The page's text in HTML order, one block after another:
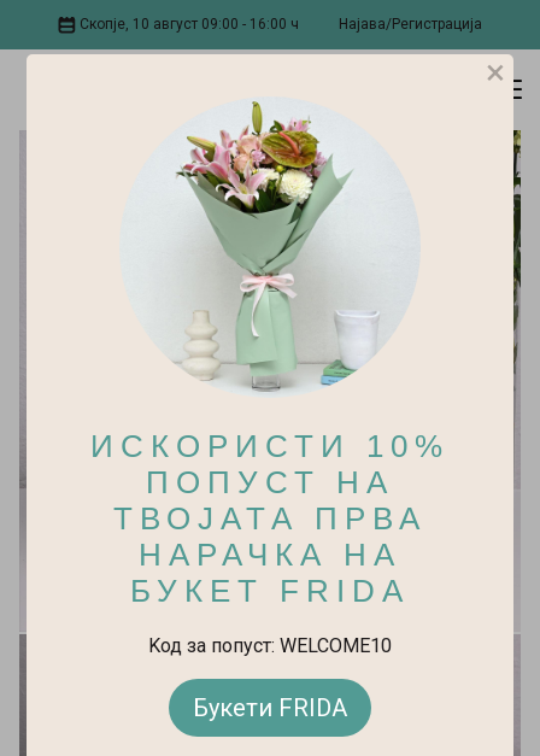
Скопје, 10 август 09:00 - 16:00 ч Најава/Регистрација
×
ИСКОРИСТИ 10%
ПОПУСТ НА
ТВОЈАТА ПРВА
НАРАЧКА НА
БУКЕТ FRIDA
Kод за попуст: WELCOME10
Букети FRIDA